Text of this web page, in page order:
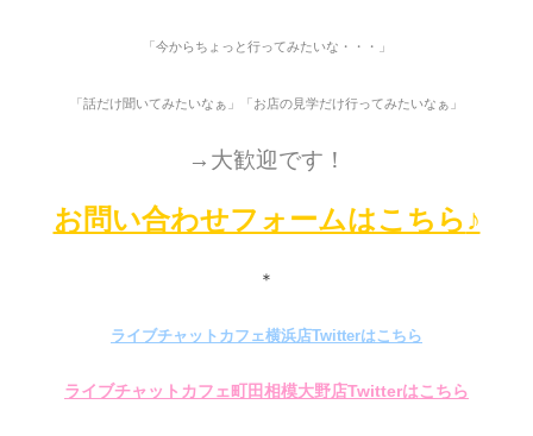
「今からちょっと行ってみたいな・・・」
「話だけ聞いてみたいなぁ」「お店の見学だけ行ってみたいなぁ」
→大歓迎です！
お問い合わせフォームはこちら♪
＊
ライブチャットカフェ横浜店Twitterはこちら
ライブチャットカフェ町田相模大野店Twitterはこちら